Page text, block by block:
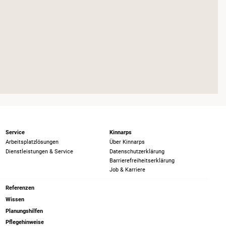
Service
Arbeitsplatzlösungen
Dienstleistungen & Service
Kinnarps
Über Kinnarps
Datenschutzerklärung
Barrierefreiheits­erklärung
Job & Karriere
Referenzen
Wissen
Planungshilfen
Pflegehinweise